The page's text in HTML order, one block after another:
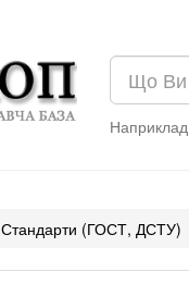
Стандарти (ГОСТ, ДСТУ)